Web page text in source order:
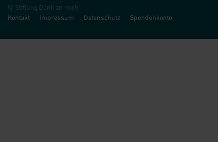
© Stiftung Denk an mich
Kontakt
Impressum Datenschutz Spendenkonto